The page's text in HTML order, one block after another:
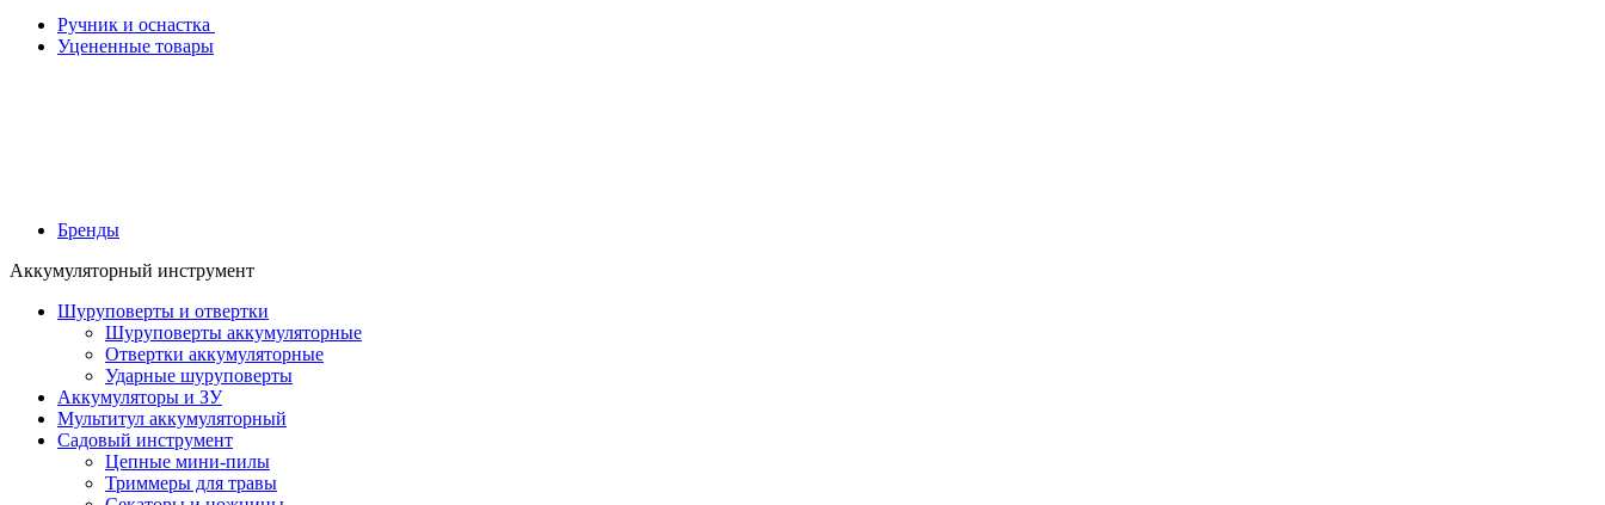
Ручник и оснастка
Уцененные товары
Бренды
Аккумуляторный инструмент
Шуруповерты и отвертки
Шуруповерты аккумуляторные
Отвертки аккумуляторные
Ударные шуруповерты
Аккумуляторы и ЗУ
Мультитул аккумуляторный
Садовый инструмент
Цепные мини-пилы
Триммеры для травы